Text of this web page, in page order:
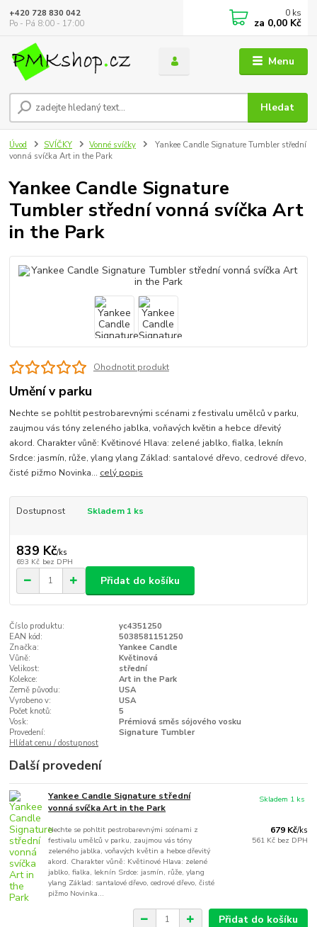
Menu
Hledat
+420 728 830 042
Po - Pá 8:00 - 17:00
0 ks
za 0,00 Kč
Úvod SVÍČKY Vonné svíčky
Yankee Candle Signature Tumbler střední
vonná svíčka Art in the Park
Yankee Candle Signature
Tumbler střední vonná svíčka Art
in the Park
Ohodnotit produkt
Umění v parku
Nechte se pohltit pestrobarevnými scénami z festivalu umělců v parku,
zaujmou vás tóny zeleného jablka, voňavých květin a hebce dřevitý
akord. Charakter vůně: Květinové Hlava: zelené jablko, fialka, leknín
Srdce: jasmín, růže, ylang ylang Základ: santalové dřevo, cedrové dřevo,
čisté pižmo Novinka... celý popis
Dostupnost Skladem 1 ks
839 Kč/ks
693 Kč bez DPH
Přidat do košíku
Číslo produktu:
yc4351250
EAN kód:
5038581151250
Značka:
Yankee Candle
Vůně:
Květinová
Velikost:
střední
Kolekce:
Art in the Park
Země původu:
USA
Vyrobeno v:
USA
Počet knotů:
5
Vosk:
Prémiová směs sójového vosku
Provedení:
Signature Tumbler
Hlídat cenu / dostupnost
Další provedení
Yankee Candle Signature střední
vonná svíčka Art in the Park
Nechte se pohltit pestrobarevnými scénami z
festivalu umělců v parku, zaujmou vás tóny
zeleného jablka, voňavých květin a hebce dřevitý
akord. Charakter vůně: Květinové Hlava: zelené
jablko, fialka, leknín Srdce: jasmín, růže, ylang
ylang Základ: santalové dřevo, cedrové dřevo, čisté
pižmo Novinka...
679 Kč/ks
561 Kč bez DPH
Skladem 1 ks
Přidat do košíku